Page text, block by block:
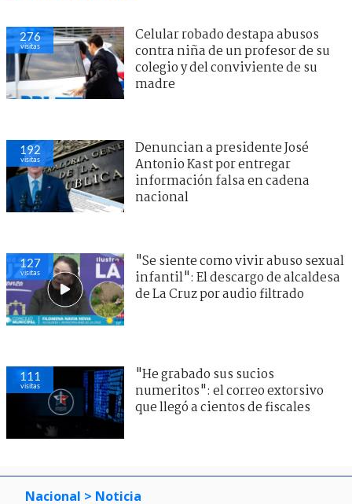
276
visitas
Celular robado destapa abusos
contra niña de un profesor de su
colegio y del conviviente de su
madre
192
visitas
Denuncian a presidente José
Antonio Kast por entregar
información falsa en cadena
nacional
127
visitas
"Se siente como vivir abuso sexual
infantil": El descargo de alcaldesa
de La Cruz por audio filtrado
111
visitas
"He grabado sus sucios
numeritos": el correo extorsivo
que llegó a cientos de fiscales
Nacional > Noticia